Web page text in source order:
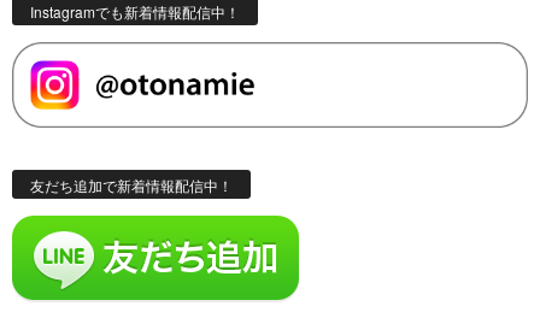
Instagramでも新着情報配信中！
友だち追加で新着情報配信中！